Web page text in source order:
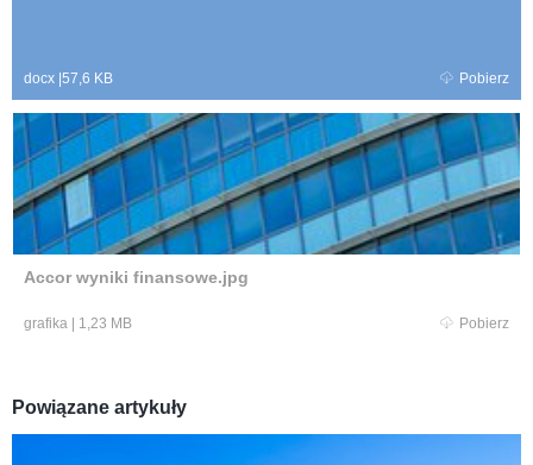
docx |57,6 KB Pobierz
Accor wyniki finansowe.jpg
grafika | 1,23 MB Pobierz
Powiązane artykuły